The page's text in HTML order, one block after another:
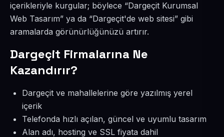
içerikleriyle kurgular; böylece “Dargeçit Kurumsal
Web Tasarım” ya da “Dargeçit'de web sitesi” gibi
aramalarda görünürlüğünüzü artırır.
Dargeçit Firmalarına Ne
Kazandırır?
Dargeçit ve mahallelerine göre yazılmış yerel
içerik
Telefonda hızlı açılan, güncel ve uyumlu tasarım
Alan adı, hosting ve SSL fiyata dahil